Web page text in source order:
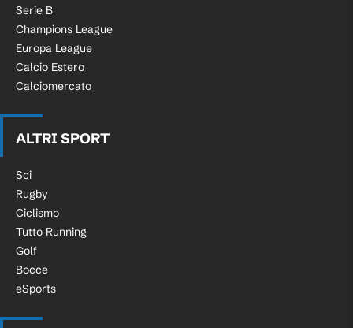
Serie B
Champions League
Europa League
Calcio Estero
Calciomercato
ALTRI SPORT
Sci
Rugby
Ciclismo
Tutto Running
Golf
Bocce
eSports